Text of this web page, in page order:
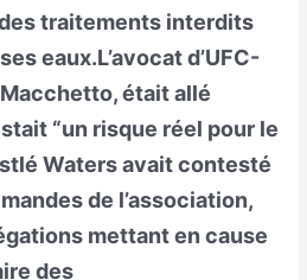
traitements interdits
eaux.L’avocat d’UFC-
était allé
“un risque réel pour le
Waters avait contesté
de l’association,
mettant en cause
des